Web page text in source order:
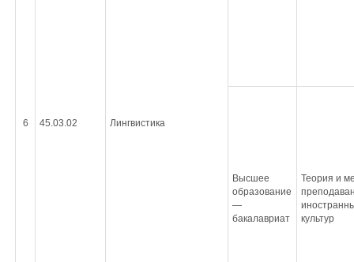
6 45.03.02 Лингвистика
Высшее
образование
—
бакалавриат
Теория и
культур